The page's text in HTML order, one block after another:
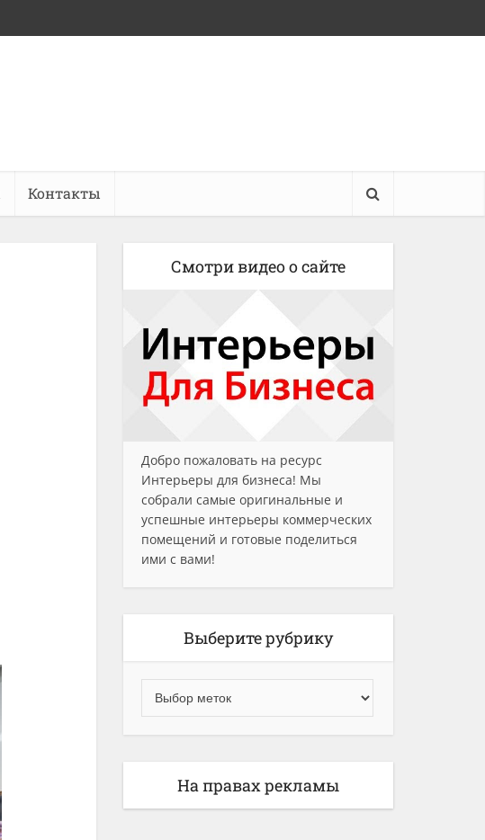
Контакты
Смотри видео о сайте
Добро пожаловать на ресурс
Интерьеры для бизнеса! Мы
собрали самые оригинальные и
успешные интерьеры коммерческих
помещений и готовые поделиться
ими с вами!
Выберите рубрику
На правах рекламы